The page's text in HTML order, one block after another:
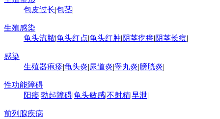
包皮过长|包茎|
生殖感染
龟头流脓|龟头红点|龟头红肿|阴茎疙瘩|阴茎长痘|
感染
生殖器疱疹|龟头炎|尿道炎|睾丸炎|膀胱炎|
性功能障碍
阳痿|勃起障碍|龟头敏感|不射精|早泄|
前列腺疾病